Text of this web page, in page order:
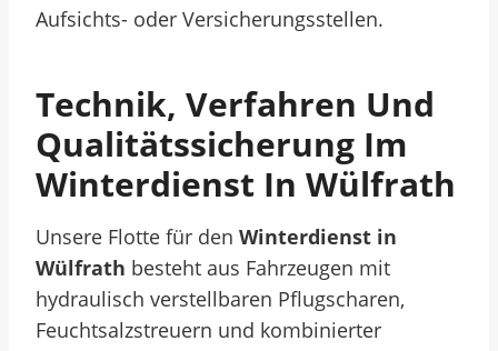
Aufsichts- oder Versicherungsstellen.
Technik, Verfahren Und
Qualitätssicherung Im
Winterdienst In Wülfrath
Unsere Flotte für den Winterdienst in
Wülfrath besteht aus Fahrzeugen mit
hydraulisch verstellbaren Pflugscharen,
Feuchtsalzstreuern und kombinierter